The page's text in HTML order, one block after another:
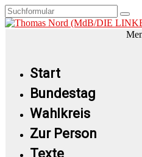
Start
Bundestag
Wahlkreis
Zur Person
Texte